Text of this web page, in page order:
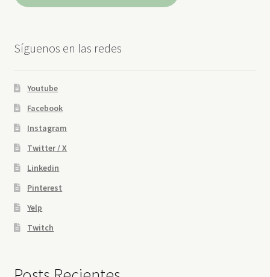
Síguenos en las redes
Youtube
Facebook
Instagram
Twitter / X
Linkedin
Pinterest
Yelp
Twitch